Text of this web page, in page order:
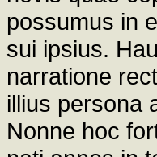
possumus in
sui ipsius.
narratione
illius persona
Nonne hoc